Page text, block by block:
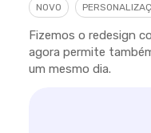
NOVO
Fizemos o redesign
agora permite
um mesmo dia.